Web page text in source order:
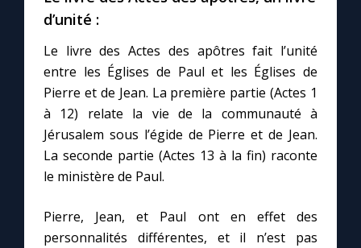
Les premiers samedis du mois
Marie qui défait les nœuds
Me consacrer à Jésus par Marie
Mes intentions de prière
Une Minute avec Marie
d’unité :
Le livre des Actes des apôtres fait l’unité
entre les Églises de Paul et les Églises de
Pierre et de Jean. La première partie (Actes 1
à 12) relate la vie de la communauté à
Jérusalem sous l’égide de Pierre et de Jean.
La seconde partie (Actes 13 à la fin) raconte
le ministère de Paul.
Pierre, Jean, et Paul ont en effet des
personnalités différentes, et il n’est pas